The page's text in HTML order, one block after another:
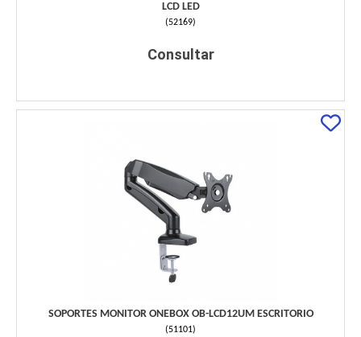
LCD LED
(52169)
Consultar
SOPORTES MONITOR ONEBOX OB-LCD12UM ESCRITORIO
(51101)